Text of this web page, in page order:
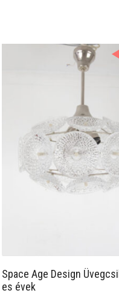
Space Age Design
es évek